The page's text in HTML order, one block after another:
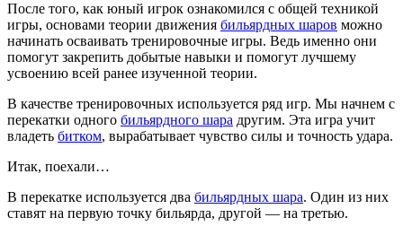
После того, как юный игрок ознакомился с общей техникой
игры, основами теории движения бильярдных шаров можно
начинать осваивать тренировочные игры. Ведь именно они
помогут закрепить добытые навыки и помогут лучшему
усвоению всей ранее изученной теории.
В качестве тренировочных используется ряд игр. Мы начнем с
перекатки одного бильярдного шара другим. Эта игра учит
владеть битком, вырабатывает чувство силы и точность удара.
Итак, поехали…
В перекатке используется два бильярдных шара. Один из них
ставят на первую точку бильярда, другой — на третью.